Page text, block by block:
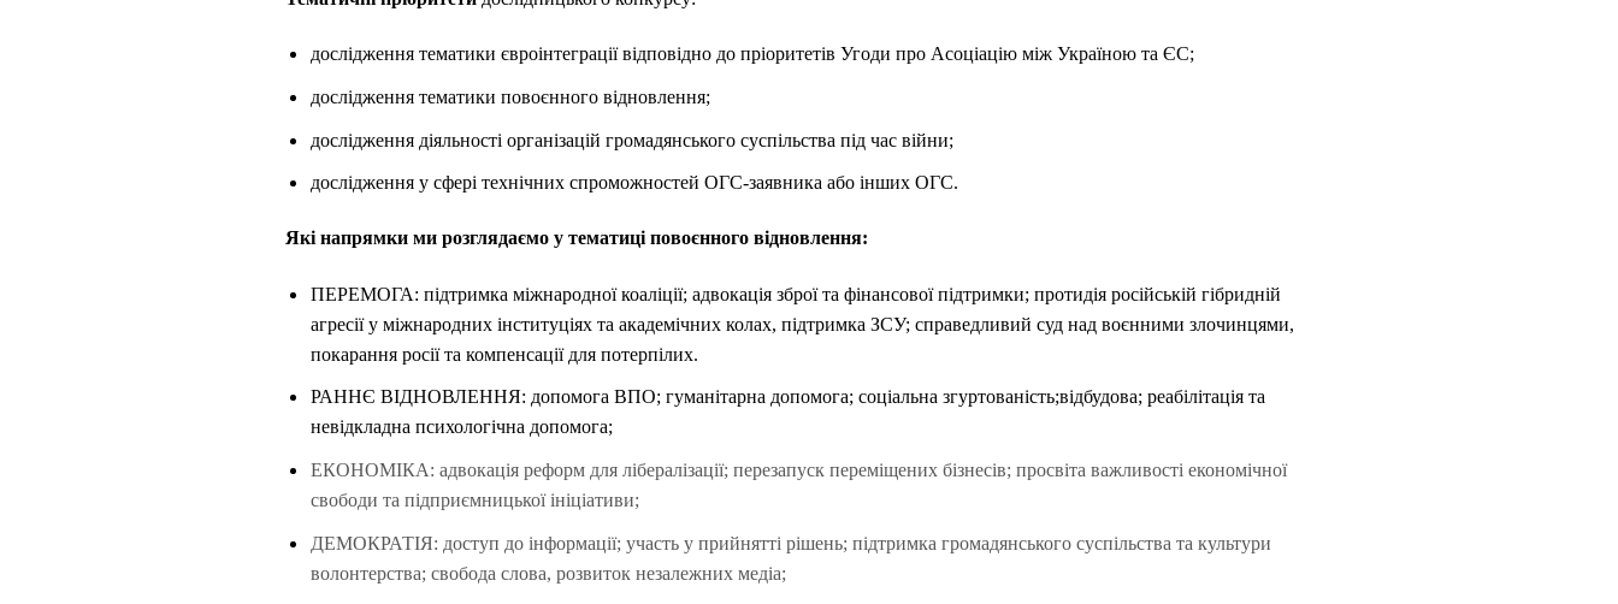
дослідження тематики євроінтеграції відповідно до пріоритетів Угоди про Асоціацію між Україною та ЄС;
дослідження тематики повоєнного відновлення;
дослідження діяльності організацій громадянського суспільства під час війни;
дослідження у сфері технічних спроможностей ОГС-заявника або інших ОГС.
Які напрямки ми розглядаємо у тематиці повоєнного відновлення:
ПЕРЕМОГА: підтримка міжнародної коаліції; адвокація зброї та фінансової підтримки; протидія російській гібридній
агресії у міжнародних інституціях та академічних колах, підтримка ЗСУ; справедливий суд над воєнними злочинцями,
покарання росії та компенсації для потерпілих.
РАННЄ ВІДНОВЛЕННЯ: допомога ВПО; гуманітарна допомога; соціальна згуртованість;відбудова; реабілітація та
невідкладна психологічна допомога;
ЕКОНОМІКА: адвокація реформ для лібералізації; перезапуск переміщених бізнесів; просвіта важливості економічної
свободи та підприємницької ініціативи;
ДЕМОКРАТІЯ: доступ до інформації; участь у прийнятті рішень; підтримка громадянського суспільства та культури
волонтерства; свобода слова, розвиток незалежних медіа;